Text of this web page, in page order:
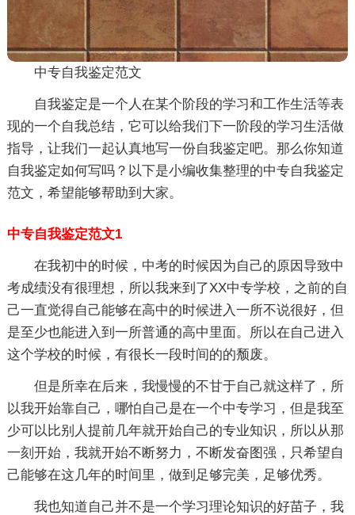
中专自我鉴定范文
自我鉴定是一个人在某个阶段的学习和工作生活等表
现的一个自我总结，它可以给我们下一阶段的学习生活做
指导，让我们一起认真地写一份自我鉴定吧。那么你知道
自我鉴定如何写吗？以下是小编收集整理的中专自我鉴定
范文，希望能够帮助到大家。
中专自我鉴定范文1
在我初中的时候，中考的时候因为自己的原因导致中
考成绩没有很理想，所以我来到了XX中专学校，之前的自
己一直觉得自己能够在高中的时候进入一所不说很好，但
是至少也能进入到一所普通的高中里面。所以在自己进入
这个学校的时候，有很长一段时间的的颓废。
但是所幸在后来，我慢慢的不甘于自己就这样了，所
以我开始靠自己，哪怕自己是在一个中专学习，但是我至
少可以比别人提前几年就开始自己的专业知识，所以从那
一刻开始，我就开始不断努力，不断发奋图强，只希望自
己能够在这几年的时间里，做到足够完美，足够优秀。
我也知道自己并不是一个学习理论知识的好苗子，我